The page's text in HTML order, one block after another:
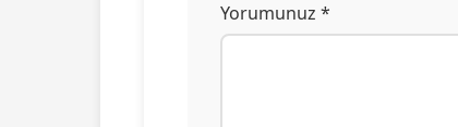
Yorumunuz *